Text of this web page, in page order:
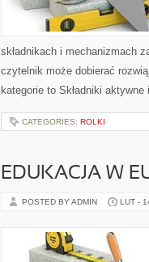
składnikach i mechanizmach
czytelnik może dobierać
kategorie to Składniki
CATEGORIES: ROLKI
EDUKACJA W
POSTED BY ADMIN LUT -